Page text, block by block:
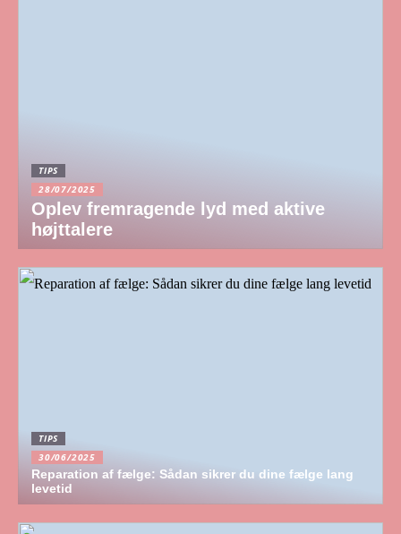
TIPS
28/07/2025
Oplev fremragende lyd med aktive
højttalere
TIPS
30/06/2025
Reparation af fælge: Sådan sikrer du dine fælge lang
levetid